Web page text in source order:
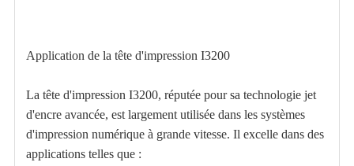
Application de la tête d'impression I3200
La tête d'impression I3200, réputée pour sa technologie jet
d'encre avancée, est largement utilisée dans les systèmes
d'impression numérique à grande vitesse. Il excelle dans des
applications telles que :